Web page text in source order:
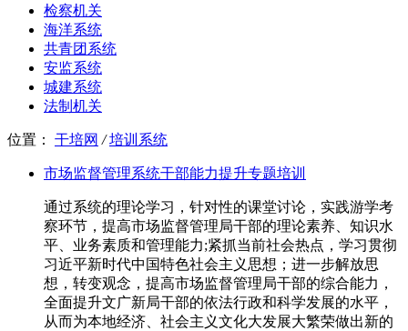
检察机关
海洋系统
共青团系统
安监系统
城建系统
法制机关
位置： 干培网 / 培训系统
市场监督管理系统干部能力提升专题培训
通过系统的理论学习，针对性的课堂讨论，实践游学考
察环节，提高市场监督管理局干部的理论素养、知识水
平、业务素质和管理能力;紧抓当前社会热点，学习贯彻
习近平新时代中国特色社会主义思想；进一步解放思
想，转变观念，提高市场监督管理局干部的综合能力，
全面提升文广新局干部的依法行政和科学发展的水平，
从而为本地经济、社会主义文化大发展大繁荣做出新的